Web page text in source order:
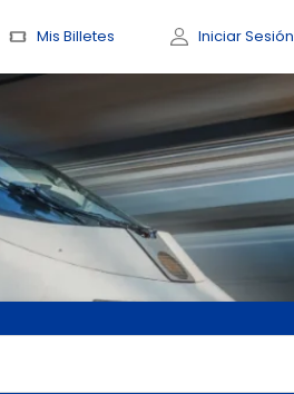
Mis Billetes Iniciar Sesión